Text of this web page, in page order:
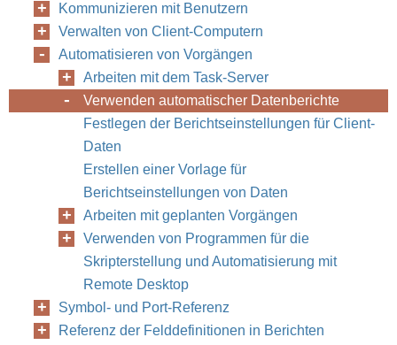
186
Kommunizieren mit Benutzern
Verwalten von Client-Computern
Automatisieren von Vorgängen
Arbeiten mit dem Task-Server
Verwenden automatischer Datenberichte
Festlegen der Berichtseinstellungen für Client-
Daten
Erstellen einer Vorlage für
Berichtseinstellungen von Daten
Arbeiten mit geplanten Vorgängen
Verwenden von Programmen für die
Skripterstellung und Automatisierung mit
Remote Desktop
Symbol- und Port-Referenz
Referenz der Felddefinitionen in Berichten